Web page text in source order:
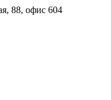
88, офис 604